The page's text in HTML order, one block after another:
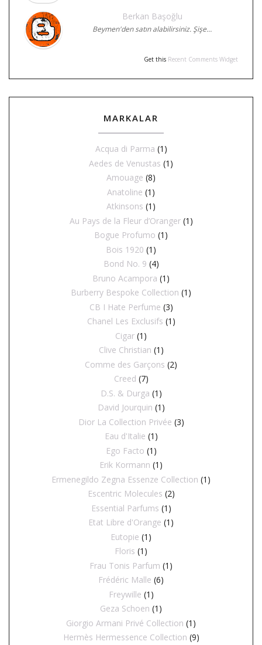
Berkan Başoğlu
Beymen'den satın alabilirsiniz. Şişe…
Get this Recent Comments Widget
MARKALAR
Acqua di Parma (1)
Aedes de Venustas (1)
Amouage (8)
Anatoline (1)
Atkinsons (1)
Au Pays de la Fleur d’Oranger (1)
Bogue Profumo (1)
Bois 1920 (1)
Bond No. 9 (4)
Bruno Acampora (1)
Burberry Bespoke Collection (1)
CB I Hate Perfume (3)
Chanel Les Exclusifs (1)
Cigar (1)
Clive Christian (1)
Comme des Garçons (2)
Creed (7)
D.S. & Durga (1)
David Jourquin (1)
Dior La Collection Privée (3)
Eau d'Italie (1)
Ego Facto (1)
Erik Kormann (1)
Ermenegildo Zegna Essenze Collection (1)
Escentric Molecules (2)
Essential Parfums (1)
Etat Libre d'Orange (1)
Eutopie (1)
Floris (1)
Frau Tonis Parfum (1)
Frédéric Malle (6)
Freywille (1)
Geza Schoen (1)
Giorgio Armani Privé Collection (1)
Hermès Hermessence Collection (9)